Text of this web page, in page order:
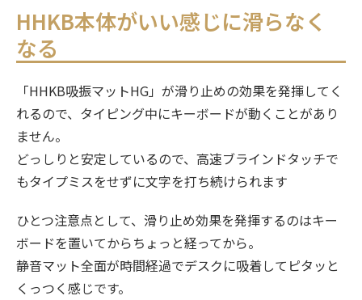
HHKB本体がいい感じに滑らなく
なる
「HHKB吸振マットHG」が滑り止めの効果を発揮してく
れるので、タイピング中にキーボードが動くことがあり
ません。
どっしりと安定しているので、高速ブラインドタッチで
もタイプミスをせずに文字を打ち続けられます
ひとつ注意点として、滑り止め効果を発揮するのはキー
ボードを置いてからちょっと経ってから。
静音マット全面が時間経過でデスクに吸着してピタッと
くっつく感じです。